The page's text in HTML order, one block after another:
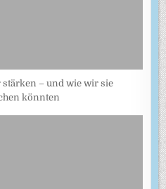
stärken – und wie wir sie
könnten